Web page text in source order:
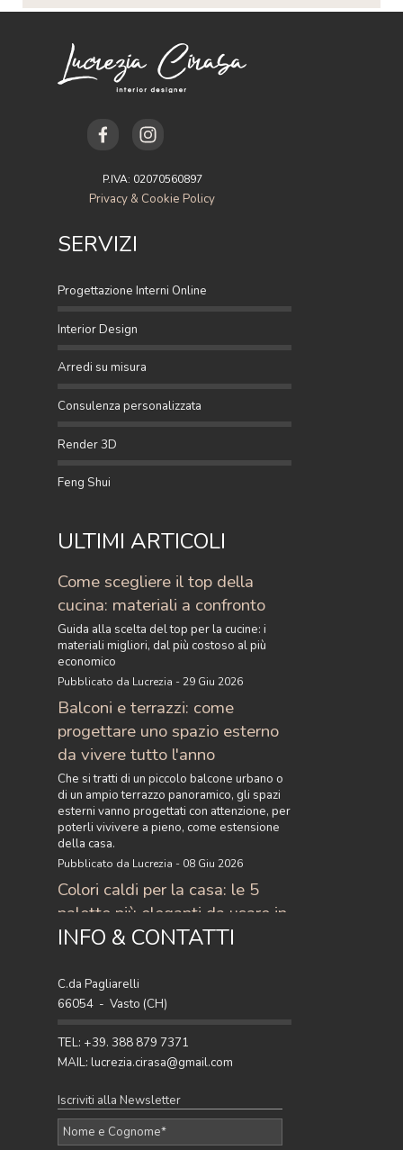
SERVIZI
Progettazione Interni Online
Interior Design
Arredi su misura
Consulenza personalizzata
Render 3D
Feng Shui
ULTIMI ARTICOLI
INFO & CONTATTI
C.da Pagliarelli
66054 - Vasto (CH)
TEL: +39. 388 879 7371
MAIL: lucrezia.cirasa@gmail.com
Come scegliere il top della
cucina: materiali a confronto
Guida alla scelta del top per la cucine: i
materiali migliori, dal più costoso al più
economico
Pubblicato da Lucrezia - 29 Giu 2026
Balconi e terrazzi: come
progettare uno spazio esterno
da vivere tutto l'anno
Che si tratti di un piccolo balcone urbano o
di un ampio terrazzo panoramico, gli spazi
esterni vanno progettati con attenzione, per
poterli vivivere a pieno, come estensione
della casa.
Pubblicato da Lucrezia - 08 Giu 2026
Colori caldi per la casa: le 5
palette più eleganti da usare in
casa
del momento: 5 palette raffinate con
terracotta, ocra, caramello e ruggine per
arredare con stile.
P.IVA: 02070560897
Privacy & Cookie Policy
Iscriviti alla Newsletter